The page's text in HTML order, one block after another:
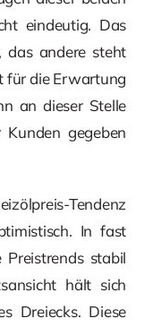
eindeutig. Das
das andere steht
für die Erwartung
an dieser Stelle
gegeben
Tendenz
In fast
stabil
hält sich
Dreiecks. Diese